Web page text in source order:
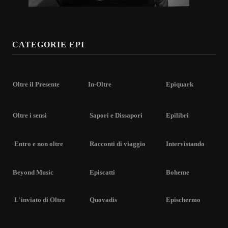
CATEGORIE EPI
Oltre il Presente In-Oltre Epiquark
Oltre i sensi Sapori e Dissapori Epilibri
Entro e non oltre Racconti di viaggio Intervistando
Beyond Music Episcatti Boheme
L'inviato di Oltre Quovadis Epischermo